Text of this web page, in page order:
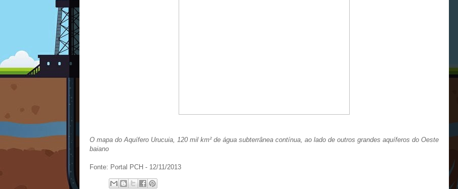
O mapa do Aquífero Urucuia, 120 mil km² de água subterrânea contínua, ao lado de outros grandes aquíferos do Oeste
baiano
Fonte: Portal PCH - 12/11/2013